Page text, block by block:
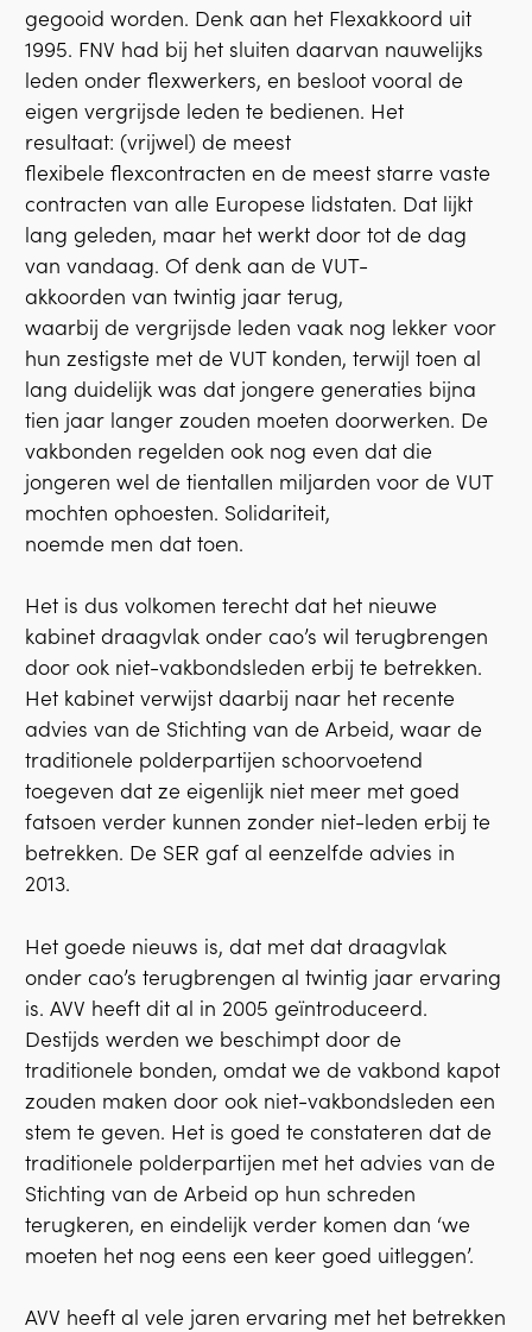
gegooid worden. Denk aan het Flexakkoord uit
1995. FNV had bij het sluiten daarvan nauwelijks
leden onder flexwerkers, en besloot vooral de
eigen vergrijsde leden te bedienen. Het
resultaat: (vrijwel) de meest
flexibele flexcontracten en de meest starre vaste
contracten van alle Europese lidstaten. Dat lijkt
lang geleden, maar het werkt door tot de dag
van vandaag. Of denk aan de VUT-
akkoorden van twintig jaar terug,
waarbij de vergrijsde leden vaak nog lekker voor
hun zestigste met de VUT konden, terwijl toen al
lang duidelijk was dat jongere generaties bijna
tien jaar langer zouden moeten doorwerken. De
vakbonden regelden ook nog even dat die
jongeren wel de tientallen miljarden voor de VUT
mochten ophoesten. Solidariteit,
noemde men dat toen.
Het is dus volkomen terecht dat het nieuwe
kabinet draagvlak onder cao’s wil terugbrengen
door ook niet-vakbondsleden erbij te betrekken.
Het kabinet verwijst daarbij naar het recente
advies van de Stichting van de Arbeid, waar de
traditionele polderpartijen schoorvoetend
toegeven dat ze eigenlijk niet meer met goed
fatsoen verder kunnen zonder niet-leden erbij te
betrekken. De SER gaf al eenzelfde advies in
2013.
Het goede nieuws is, dat met dat draagvlak
onder cao’s terugbrengen al twintig jaar ervaring
is. AVV heeft dit al in 2005 geïntroduceerd.
Destijds werden we beschimpt door de
traditionele bonden, omdat we de vakbond kapot
zouden maken door ook niet-vakbondsleden een
stem te geven. Het is goed te constateren dat de
traditionele polderpartijen met het advies van de
Stichting van de Arbeid op hun schreden
terugkeren, en eindelijk verder komen dan ‘we
moeten het nog eens een keer goed uitleggen’.
AVV heeft al vele jaren ervaring met het betrekken